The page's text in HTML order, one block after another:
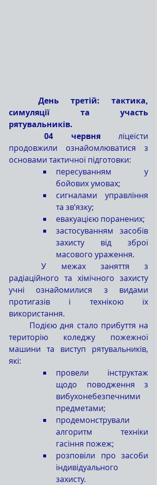
симуляції та участь
рятувальників.
	04 червня
ліцеїсти
продовжили ознайомлюватися з
основами тактичної підготовки:
пересуванням у
бойових умовах;
сигналами управління
та зв’язку;
евакуацією поранених;
застосуванням засобів
захисту від зброї
масового ураження.
	У межах заняття з
радіаційного та хімічного захисту
учні ознайомилися з видами
протигазів і технікою їх
використання.
територію коледжу пожежної
машини та виступ рятувальників,
які:
провели інструктаж
щодо поводження з
вибухонебезпечними
предметами;
продемонстрували
алгоритм техніки
гасіння пожеж;
розповіли про засоби
індивідуального
захисту.